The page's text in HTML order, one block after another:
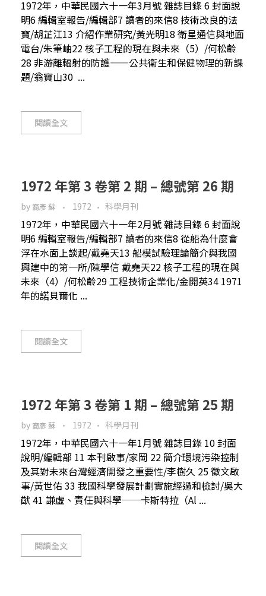
1972年，中華民國六十一年3月號 雜誌目錄 6 封面說
明6 編輯室報告/編輯部7 讀者的來信8 技術改良的法
寶/胡芷江13 介紹作業研究/黃光明18 衛星通信與地面
電台/朱筆岫22 核子工程的現在與未來（5）/何松齡
28 非游離輻射的防護——公共衛生和保健物理的新課
題/翁寶山30 ...
閱讀全文
1972 年第 3 卷第 2 期 – 總號第 26 期
by 裔彥 蘇 1972 科學月刊
1972年，中華民國六十一年2月號 雜誌目錄 6 封面說
明6 編輯室報告/編輯部7 讀者的來信8 從船為什麼會
浮在水面上談起/戴堯天13 船模試驗理論簡介與我國
興建中的第一所/陳學信 戴堯天22 核子工程的現在與
未來（4）/何松齡29 工程技術企業化/金開英34 1971
年的諾貝爾化 ...
閱讀全文
1972 年第 3 卷第 1 期 – 總號第 25 期
by 裔彥 蘇 1972 科學月刊
1972年，中華民國六十一年1月號 雜誌目錄 10 封面
說明/編輯部 11 本刊啟事/家岡 22 簡介環境污染控制
及其對未來台灣經濟開發之重要性/李樹久 25 徵文啟
事/黃世佑 33 我國科學發展計劃實施經過和檢討/吳大
猷 41 謙虛、責任與科學──卡斯特拉（Al ...
閱讀全文